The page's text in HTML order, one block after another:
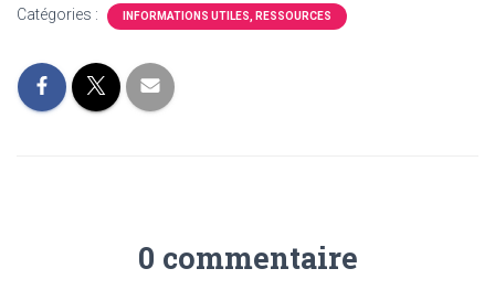
Catégories : INFORMATIONS UTILES, RESSOURCES
0 commentaire